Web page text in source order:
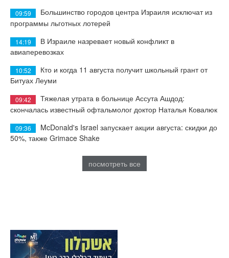
09:59
Большинство городов центра Израиля исключат из
программы льготных лотерей
14:19
В Израиле назревает новый конфликт в
авиаперевозках
10:52
Кто и когда 11 августа получит школьный грант от
Битуах Леуми
09:42
Тяжелая утрата в больнице Ассута Ашдод:
скончалась известный офтальмолог доктор Наталья Ковалюк
09:36
McDonald's Israel запускает акции августа: скидки до
50%, также Grimace Shake
посмотреть все